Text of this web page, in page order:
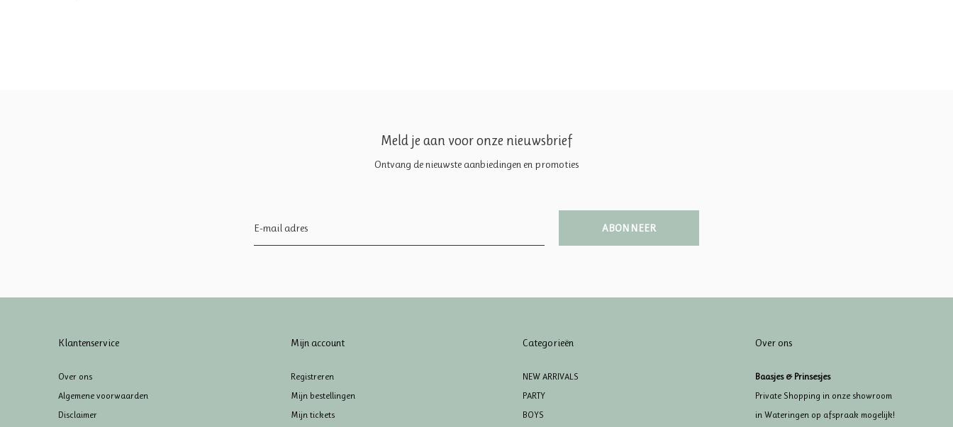
Meld je aan voor onze nieuwsbrief
Ontvang de nieuwste aanbiedingen en promoties
ABONNEER
Klantenservice
Over ons
Algemene voorwaarden
Disclaimer
Mijn account
Registreren
Mijn bestellingen
Mijn tickets
Categorieën
NEW ARRIVALS
PARTY
BOYS
Over ons
Baasjes & Prinsesjes
Private Shopping in onze showroom
in Wateringen op afspraak mogelijk!